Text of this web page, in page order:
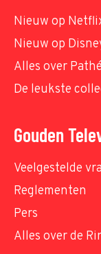
Nieuw op
Nieuw op
Alles over
De leukste
Gouden
Veelgestelde
Reglementen
Pers
Alles over de